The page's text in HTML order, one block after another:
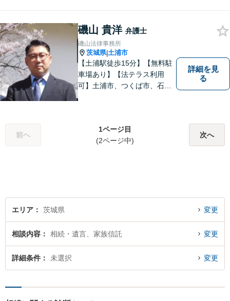
済などに対応しております。
お気軽にご相談ください。
磯山 貴洋 弁護士
磯山法律事務所
茨城県|土浦市
【土浦駅徒歩15分】【無料駐
車場あり】【法テラス利用
可】土浦市、つくば市、石岡
詳細を見
る
前へ
1ページ目
(2ページ中)
次へ
エリア 茨城県 変更
相談内容 相続・遺言、家族信託 変更
詳細条件 未選択 変更